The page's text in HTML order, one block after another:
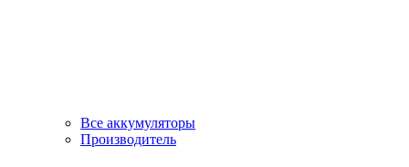
Все аккумуляторы
Производитель